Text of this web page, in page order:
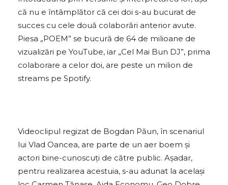
că nu e întâmplător că cei doi s-au bucurat de
succes cu cele două colaborări anterior avute.
Piesa „POEM” se bucură de 64 de milioane de
vizualizări pe YouTube, iar „Cel Mai Bun DJ”, prima
colaborare a celor doi, are peste un milion de
streams pe Spotify.
Videoclipul regizat de Bogdan Păun, în scenariul
lui Vlad Oancea, are parte de un aer boem și
actori bine-cunoscuți de către public. Așadar,
pentru realizarea acestuia, s-au adunat la același